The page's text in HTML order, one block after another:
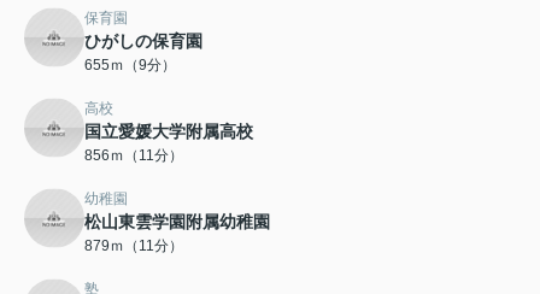
保育園
ひがしの保育園
655ｍ（9分）
高校
国立愛媛大学附属高校
856ｍ（11分）
幼稚園
松山東雲学園附属幼稚園
879ｍ（11分）
塾